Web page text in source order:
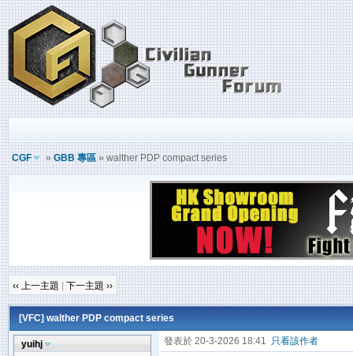
CGF »GBB 專區» walther PDP compact series
‹‹ 上一主題 下一主題 ››
[VFC] walther PDP compact series
yuihj 發表於 20-3-2026 18:41 只看該作者